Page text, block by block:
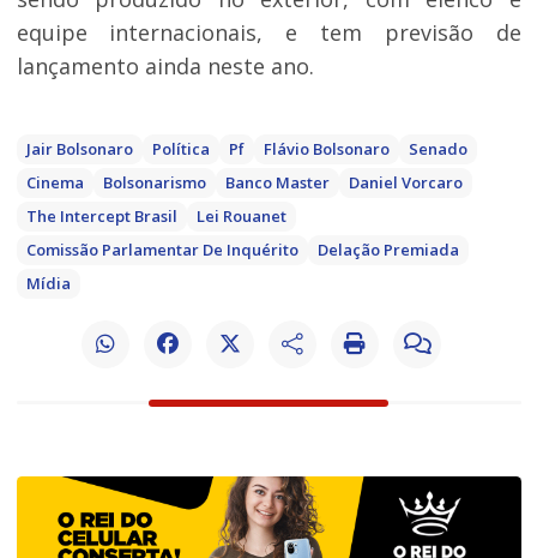
equipe internacionais, e tem previsão de
lançamento ainda neste ano.
Jair Bolsonaro Política Pf Flávio Bolsonaro
Senado
Cinema
Bolsonarismo Banco Master
Daniel Vorcaro
The Intercept Brasil
Lei Rouanet
Comissão Parlamentar De Inquérito
Delação Premiada
Mídia